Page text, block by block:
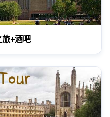
旅+酒吧